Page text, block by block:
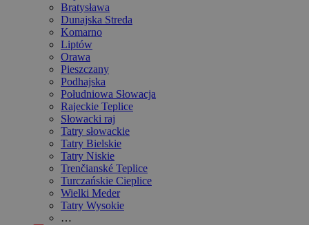
Bratysława
Dunajska Streda
Komarno
Liptów
Orawa
Pieszczany
Podhajska
Południowa Słowacja
Rajeckie Teplice
Słowacki raj
Tatry słowackie
Tatry Bielskie
Tatry Niskie
Trenčianské Teplice
Turczańskie Cieplice
Wielki Meder
Tatry Wysokie
…